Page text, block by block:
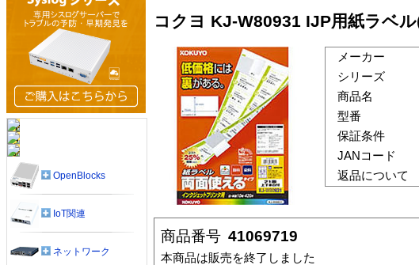
コクヨ KJ-W80931 IJP用紙ラベ
メーカー
シリーズ
商品名
型番
保証条件
JANコード
返品について
商品番号 41069719
本商品は販売を終了しました
OpenBlocks
IoT関連
ネットワーク